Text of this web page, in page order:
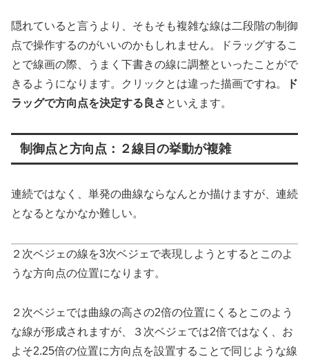
隠れていると言うより、そもそも複雑な線は二段階の制御
点で操作するのがいいのかもしれません。ドラッグするこ
とで線画の際、うまく下書きの線に調整といったことがで
きるようになります。クリックとは違った描画ですね。
ド
ラッグで方向点を決定する良さ といえます。
制御点と方向点：２線目の挙動が複雑
連続ではなく、単発の曲線ならなんとか描けますが、連続
となるとなかなか難しい。
２次ベジェの線を3次ベジェで表現しようとするとこのよ
うな方向点の位置になります。
２次ベジェでは曲線の高さの2倍の位置にくるとこのよう
な線が形成されますが、３次ベジェでは2倍ではなく、お
よそ2.25倍の位置に方向点を設置することで同じような線